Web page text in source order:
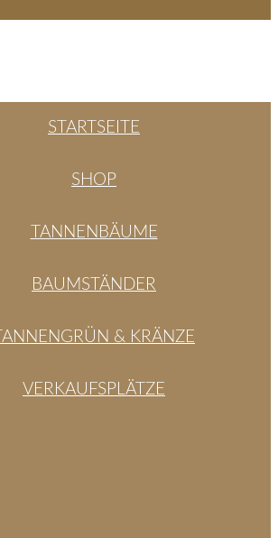
STARTSEITE
SHOP
TANNENBÄUME
BAUMSTÄNDER
TANNENGRÜN & KRÄNZE
VERKAUFSPLÄTZE